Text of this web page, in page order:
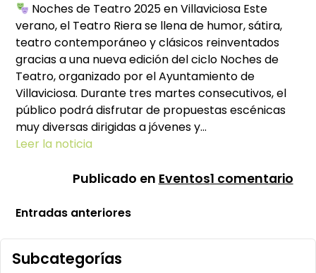
Noches de Teatro 2025 en Villaviciosa Este
verano, el Teatro Riera se llena de humor, sátira,
teatro contemporáneo y clásicos reinventados
gracias a una nueva edición del ciclo Noches de
Teatro, organizado por el Ayuntamiento de
Villaviciosa. Durante tres martes consecutivos, el
público podrá disfrutar de propuestas escénicas
muy diversas dirigidas a jóvenes y…
Leer la noticia
Publicado en Eventos1 comentarioen
Navegación
de
entradas
Entradas anteriores
Subcategorías